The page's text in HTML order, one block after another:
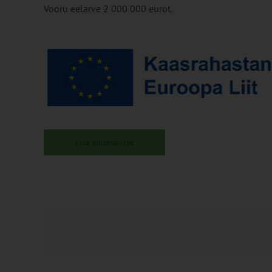
Vooru eelarve 2 000 000 eurot.